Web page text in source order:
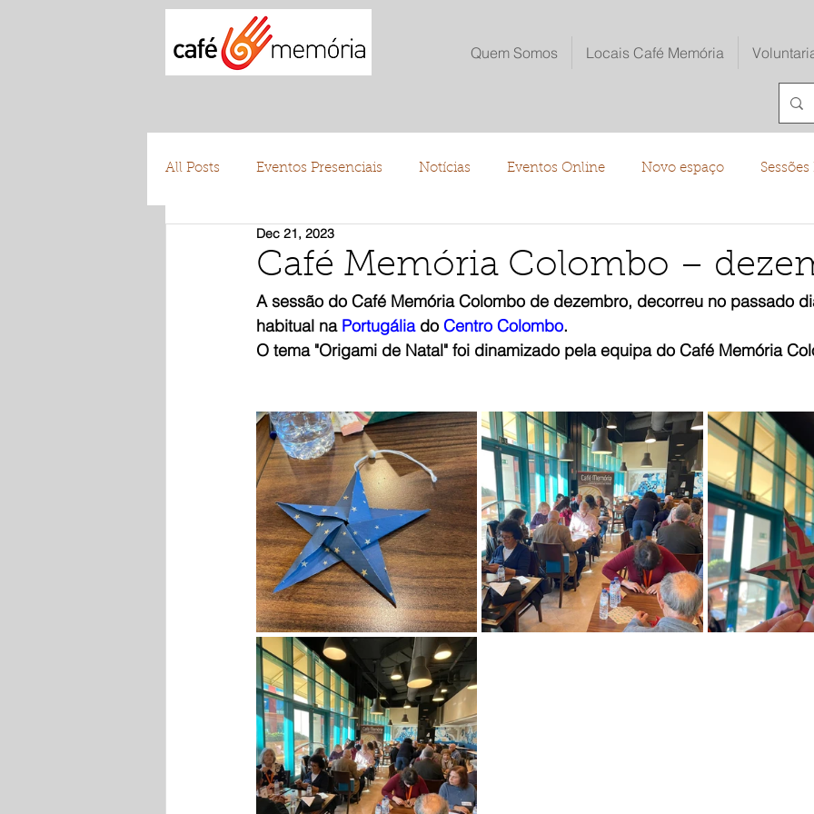
Quem Somos Locais Café Memória
All Posts Eventos Presenciais Notícias Eventos Online Novo espaço
Testemunhos Voluntariado
Café Memória Colombo –
Dec 21, 2023
A sessão do Café Memória Colombo de dezembro, decorreu no passado
habitual na Portugália do Centro Colombo.
O tema "Origami de Natal" foi dinamizado pela equipa do Café Memória